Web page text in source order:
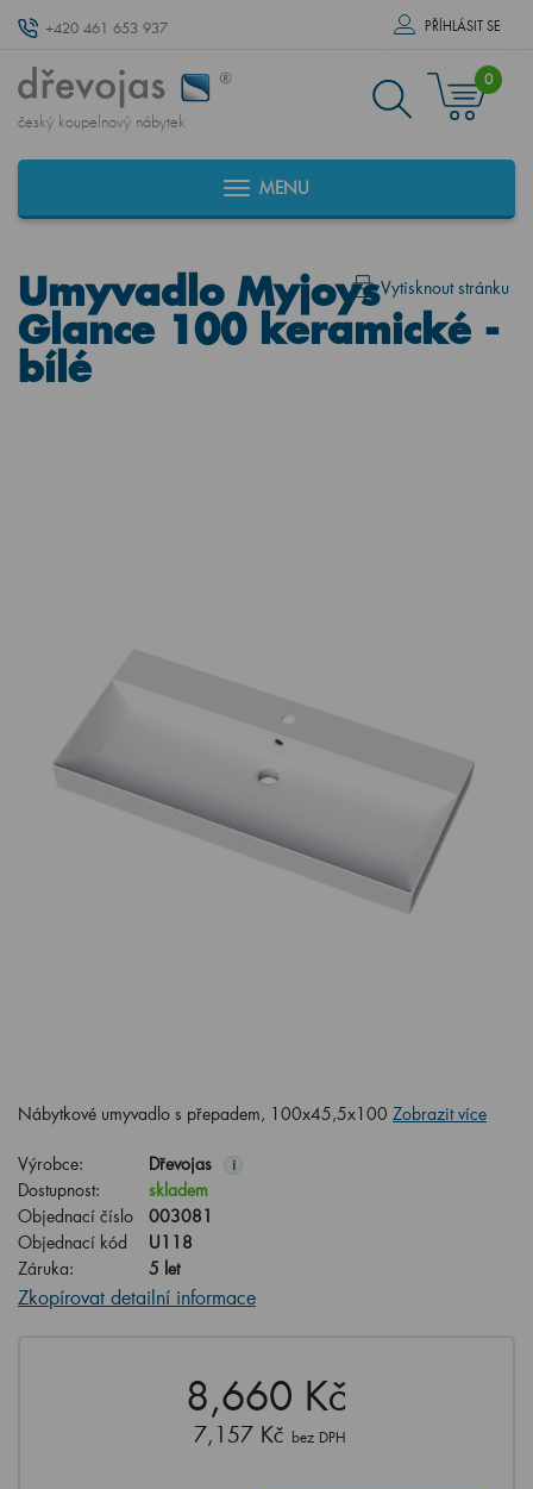
+420 461 653 937 PŘÍHLÁSIT SE
český koupelnový nábytek
0
MENU
Vytisknout stránku
Umyvadlo Myjoys
Glance 100 keramické -
bílé
Nábytkové umyvadlo s přepadem, 100x45,5x100 Zobrazit více
Výrobce: Dřevojas i
Dostupnost:
skladem
Objednací číslo
003081
Objednací kód
U118
Záruka:
5 let
Zkopírovat detailní informace
8,660 Kč
7,157 Kč bez DPH